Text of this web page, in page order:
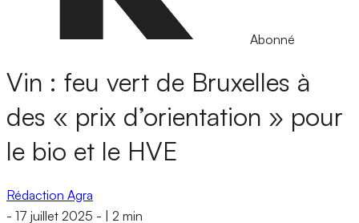
Abonné
Vin : feu vert de Bruxelles à
des « prix d’orientation » pour
le bio et le HVE
Rédaction Agra
- 17 juillet 2025 - 2 min